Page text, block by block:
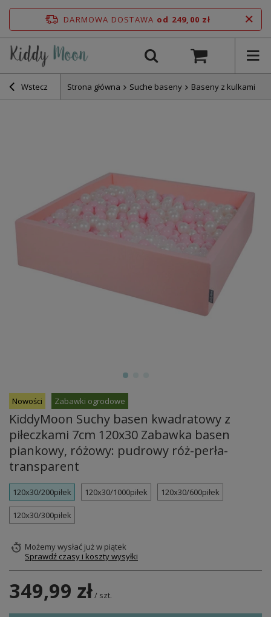
DARMOWA DOSTAWA od 249,00 zł
Wstecz Strona główna Suche baseny Baseny z kulkami
Nowości Zabawki ogrodowe
KiddyMoon Suchy basen kwadratowy z
piłeczkami 7cm 120x30 Zabawka basen
piankowy, różowy: pudrowy róż-perła-
transparent
120x30/200piłek 120x30/1000piłek 120x30/600piłek
120x30/300piłek
Możemy wysłać jużw piątek
Sprawdź czasy i koszty wysyłki
349,99 zł/ szt.